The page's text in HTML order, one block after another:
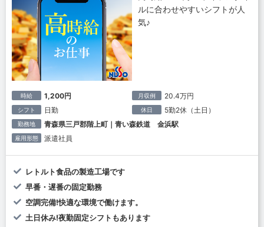
ルに合わせやすいシフトが人
気♪
時給 1,200円 月収例 20.4万円
シフト 日勤 休日 5勤2休（土日）
勤務地 青森県三戸郡階上町｜青い森鉄道 金浜駅
雇用形態 派遣社員
レトルト食品の製造工場です
早番・遅番の固定勤務
空調完備!快適な環境で働けます。
土日休み!夜勤固定シフトもあります